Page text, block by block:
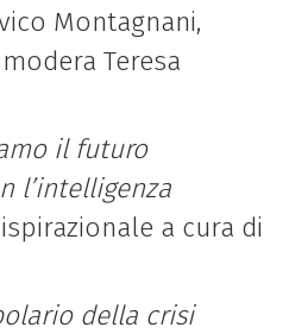
Montagnani,
Teresa
il futuro
l’intelligenza
a cura di
della crisi